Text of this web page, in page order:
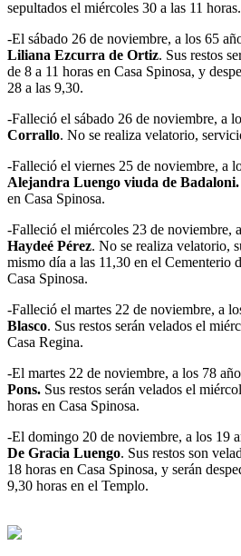
sepultados el miércoles 30 a las 11 horas.
-El sábado 26 de noviembre, a los 65
Liliana Ezcurra de Ortiz. Sus restos
de 8 a 11 horas en Casa Spinosa, y
28 a las 9,30.
-Falleció el sábado 26 de noviembre, a
Corrallo. No se realiza velatorio,
-Falleció el viernes 25 de noviembre, a
Alejandra Luengo viuda de Badaloni.
en Casa Spinosa.
-Falleció el miércoles 23 de noviembre,
Haydeé Pérez. No se realiza velatorio,
mismo día a las 11,30 en el Cementerio
Casa Spinosa.
-Falleció el martes 22 de noviembre, a
Blasco. Sus restos serán velados el
Casa Regina.
-El martes 22 de noviembre, a los 78
Pons. Sus restos serán velados el
horas en Casa Spinosa.
-El domingo 20 de noviembre, a los 19
De Gracia Luengo. Sus restos son
18 horas en Casa Spinosa, y serán
9,30 horas en el Templo.